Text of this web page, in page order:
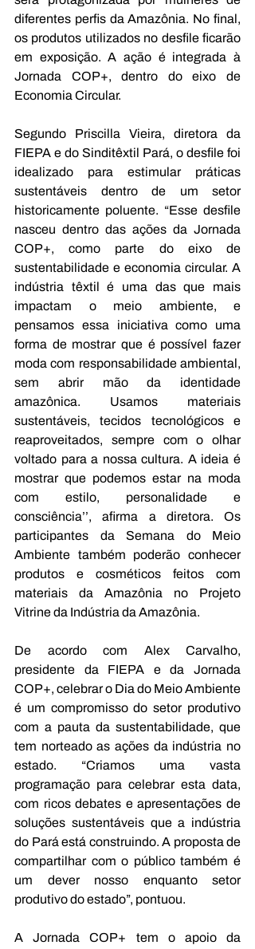
diferentes perfis da Amazônia. No final,
os produtos utilizados no desfile ficarão
em exposição. A ação é integrada à
Jornada COP+, dentro do eixo de
Economia Circular.
Segundo Priscilla Vieira, diretora da
FIEPA e do Sinditêxtil Pará, o desfile foi
idealizado para estimular práticas
sustentáveis dentro de um setor
historicamente poluente. “Esse desfile
nasceu dentro das ações da Jornada
COP+, como parte do eixo de
sustentabilidade e economia circular. A
indústria têxtil é uma das que mais
impactam o meio ambiente, e
pensamos essa iniciativa como uma
forma de mostrar que é possível fazer
moda com responsabilidade ambiental,
sem abrir mão da identidade
amazônica. Usamos materiais
sustentáveis, tecidos tecnológicos e
reaproveitados, sempre com o olhar
voltado para a nossa cultura. A ideia é
mostrar que podemos estar na moda
com estilo, personalidade e
consciência’’, afirma a diretora. Os
participantes da Semana do Meio
Ambiente também poderão conhecer
produtos e cosméticos feitos com
materiais da Amazônia no Projeto
Vitrine da Indústria da Amazônia.
De acordo com Alex Carvalho,
presidente da FIEPA e da Jornada
COP+, celebrar o Dia do Meio Ambiente
é um compromisso do setor produtivo
com a pauta da sustentabilidade, que
tem norteado as ações da indústria no
estado. “Criamos uma vasta
programação para celebrar esta data,
com ricos debates e apresentações de
soluções sustentáveis que a indústria
do Pará está construindo. A proposta de
compartilhar com o público também é
um dever nosso enquanto setor
produtivo do estado”, pontuou.
A Jornada COP+ tem o apoio da